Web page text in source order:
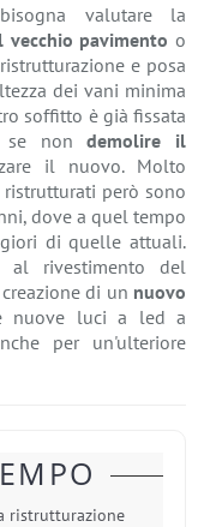
valutare la
pavimento o
e posa
dei vani minima
soffitto è già fissata
se nondemolire il
il nuovo. Molto
però sono
dove a quel tempo
di quelle attuali.
al rivestimento del
di un nuovo
nuove luci a led a
per un'ulteriore
ristrutturazione